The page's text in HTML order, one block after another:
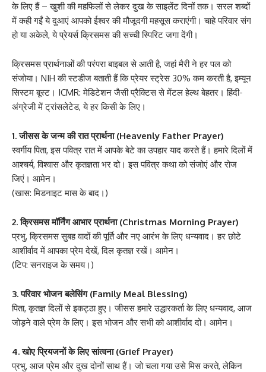
के लिए हैं – खुशी की महफिलों से लेकर दुख के साइलेंट दिनों तक। सरल शब्दों
में कही गईं ये दुआएं आपको ईश्वर की मौजूदगी महसूस कराएंगी। चाहे परिवार संग
हो या अकेले, ये प्रेयर्स क्रिसमस की सच्ची स्पिरिट जगा देंगी।
क्रिसमस प्रार्थनाओं की परंपरा बाइबल से आती है, जहां मैरी ने हर पल को
संजोया। NIH की स्टडीज बताती हैं कि प्रेयर स्ट्रेस 30% कम करती है, इम्यून
सिस्टम बूस्ट। ICMR: मेडिटेशन जैसी प्रैक्टिस से मेंटल हेल्थ बेहतर। हिंदी-
अंग्रेजी में ट्रांसलेटेड, ये हर किसी के लिए।
1. जीसस के जन्म की रात प्रार्थना (Heavenly Father Prayer)
स्वर्गीय पिता, इस पवित्र रात में आपके बेटे का उपहार याद करते हैं। हमारे दिलों में
आश्चर्य, विश्वास और कृतज्ञता भर दो। इस पवित्र कथा को संजोएं और रोज
जिएं। आमेन।
(खास: मिडनाइट मास के बाद।)
2. क्रिसमस मॉर्निंग आभार प्रार्थना (Christmas Morning Prayer)
प्रभु, क्रिसमस सुबह वादों की पूर्ति और नए आरंभ के लिए धन्यवाद। हर छोटे
आशीर्वाद में आपका प्रेम देखें, दिल कृतज्ञ रखें। आमेन।
(टिप: सनराइज के समय।)
3. परिवार भोजन बलेसिंग (Family Meal Blessing)
पिता, कृतज्ञ दिलों से इकट्ठा हुए। जीसस हमारे उद्धारकर्ता के लिए धन्यवाद, आज
जोड़ने वाले प्रेम के लिए। इस भोजन और सभी को आशीर्वाद दो। आमेन।
4. खोए प्रियजनों के लिए सांत्वना (Grief Prayer)
प्रभु, आज प्रेम और दुख दोनों साथ हैं। जो चला गया उसे मिस करते, लेकिन